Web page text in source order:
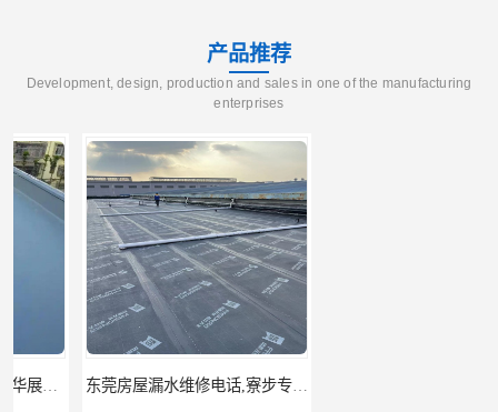
产品推荐
Development, design, production and sales in one of the manufacturing
enterprises
东莞房屋漏水维修电话,寮步专业房屋防水补漏，专业厂房渗漏水维修